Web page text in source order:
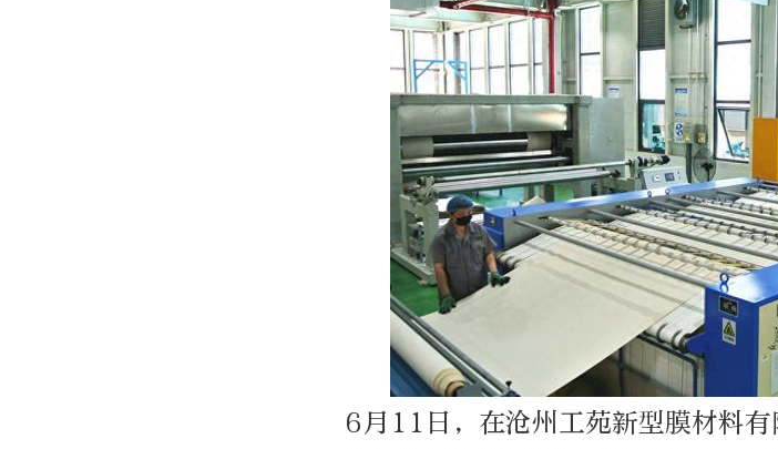
6月11日，在沧州工苑新型膜材料